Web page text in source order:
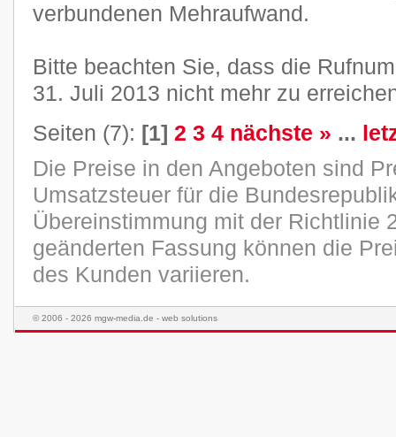
verbundenen Mehraufwand.
Bitte beachten Sie, dass die
31. Juli 2013 nicht mehr zu
Seiten (7): [1] 2 3 4 nächste » ...
Die Preise in den Angeboten sind
Umsatzsteuer für die
Übereinstimmung mit der Richtlinie
geänderten Fassung können die
des Kunden variieren.
© 2006 - 2026 mgw-media.de - web solutions